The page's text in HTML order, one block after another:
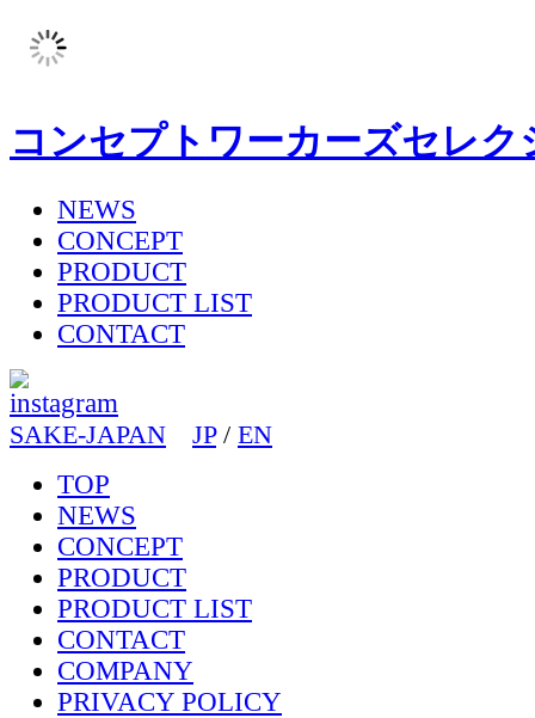
コンセプトワーカーズセレク
NEWS
CONCEPT
PRODUCT
PRODUCT LIST
CONTACT
SAKE-JAPAN JP/ EN
TOP
NEWS
CONCEPT
PRODUCT
PRODUCT LIST
CONTACT
COMPANY
PRIVACY POLICY